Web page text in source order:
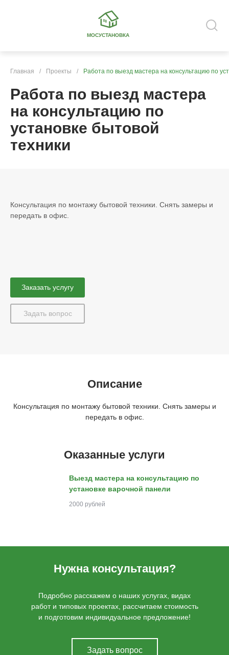
МОСУСТАНОВКА
Главная / Проекты / Работа по выезд мастера на консультацию по
Работа по выезд мастера
на консультацию по
установке бытовой
техники
Консультация по монтажу бытовой техники. Снять замеры и
передать в офис.
Заказать услугу
Задать вопрос
Описание
Консультация по монтажу бытовой техники. Снять замеры и
передать в офис.
Оказанные услуги
Выезд мастера на консультацию по
установке варочной панели
2000 рублей
Нужна консультация?
Подробно расскажем о наших услугах, видах
работ и типовых проектах, рассчитаем стоимость
и подготовим индивидуальное предложение!
Задать вопрос